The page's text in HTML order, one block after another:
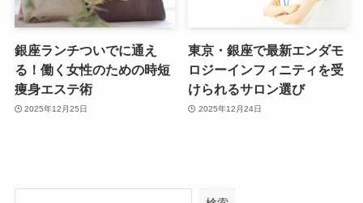
銀座ランチついでに通え
る！働く女性のための時短
痩身エステ術
2025年12月25日
東京・銀座で最新エンダモ
ロジーインフィニティを受
けられるサロン選び
2025年12月24日